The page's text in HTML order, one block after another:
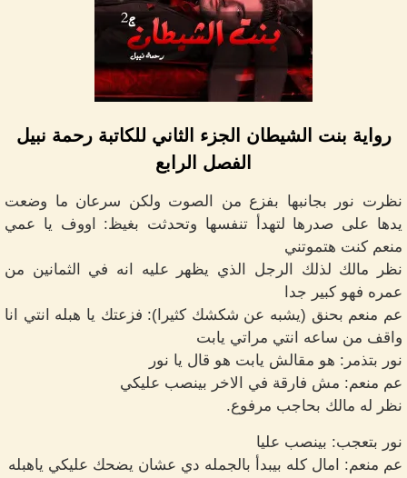
رواية بنت الشيطان الجزء الثاني للكاتبة رحمة نبيل
الفصل الرابع
نظرت نور بجانبها بفزع من الصوت ولكن سرعان ما وضعت
يدها على صدرها لتهدأ تنفسها وتحدثت بغيظ: اووف يا عمي
منعم كنت هتموتني
نظر مالك لذلك الرجل الذي يظهر عليه انه في الثمانين من
عمره فهو كبير جدا
عم منعم بحنق (يشبه عن شكشك كثيرا): فزعتك يا هبله انتي انا
واقف من ساعه انتي مراتي يابت
نور بتذمر: هو مقالش يابت هو قال يا نور
عم منعم: مش فارقة في الاخر بينصب عليكي
نظر له مالك بحاجب مرفوع.
نور بتعجب: بينصب عليا
عم منعم: امال كله بيبدأ بالجمله دي عشان يضحك عليكي ياهبله